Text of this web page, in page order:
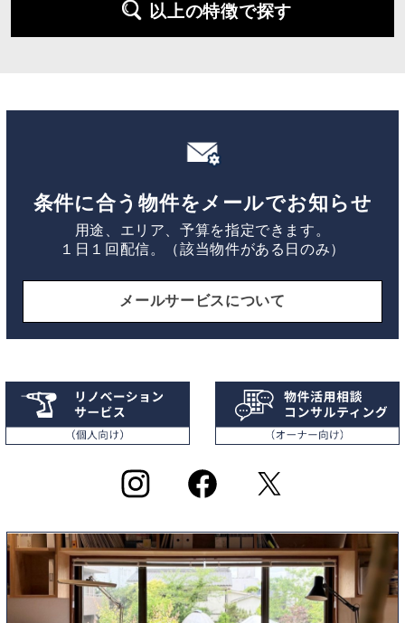
以上の特徴で探す
条件に合う物件をメールでお知らせ
用途、エリア、予算を指定できます。
１日１回配信。（該当物件がある日のみ）
メールサービスについて